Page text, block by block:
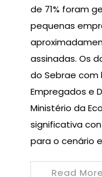
de 71% foram
pequenas
assinadas. Os
do Sebrae com
Empregados e
Ministério da
significativa
para o cenário
Read More